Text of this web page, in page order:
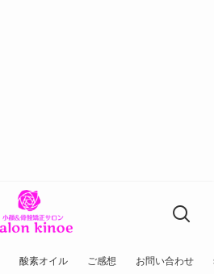
酸素オイル ご感想 お問い合わせ